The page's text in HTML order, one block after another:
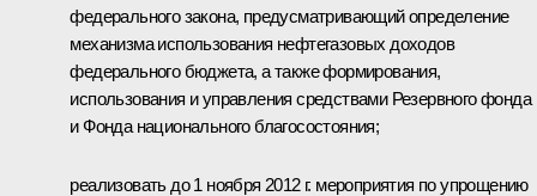
федерального закона, предусматривающий определение
механизма использования нефтегазовых доходов
федерального бюджета, а также формирования,
использования и управления средствами Резервного фонда
и Фонда национального благосостояния;
реализовать до 1 ноября 2012 г. мероприятия по упрощению